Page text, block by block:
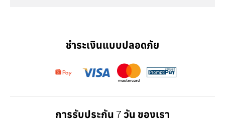
ชำระเงินแบบปลอดภัย
การรับประกัน 7 วัน ของเรา